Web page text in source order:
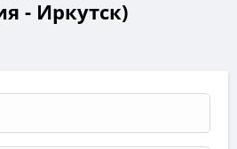
- Иркутск)